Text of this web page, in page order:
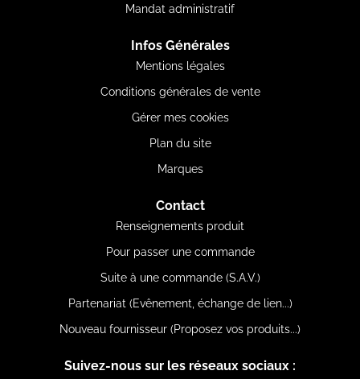
Mandat administratif
Infos Générales
Mentions légales
Conditions générales de vente
Gérer mes cookies
Plan du site
Marques
Contact
Renseignements produit
Pour passer une commande
Suite à une commande (S.A.V.)
Partenariat (Evênement, échange de lien...)
Nouveau fournisseur (Proposez vos produits...)
Suivez-nous sur les réseaux sociaux :